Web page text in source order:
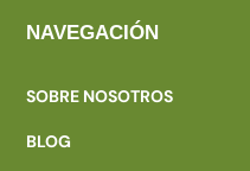
NAVEGACIÓN
SOBRE NOSOTROS
BLOG